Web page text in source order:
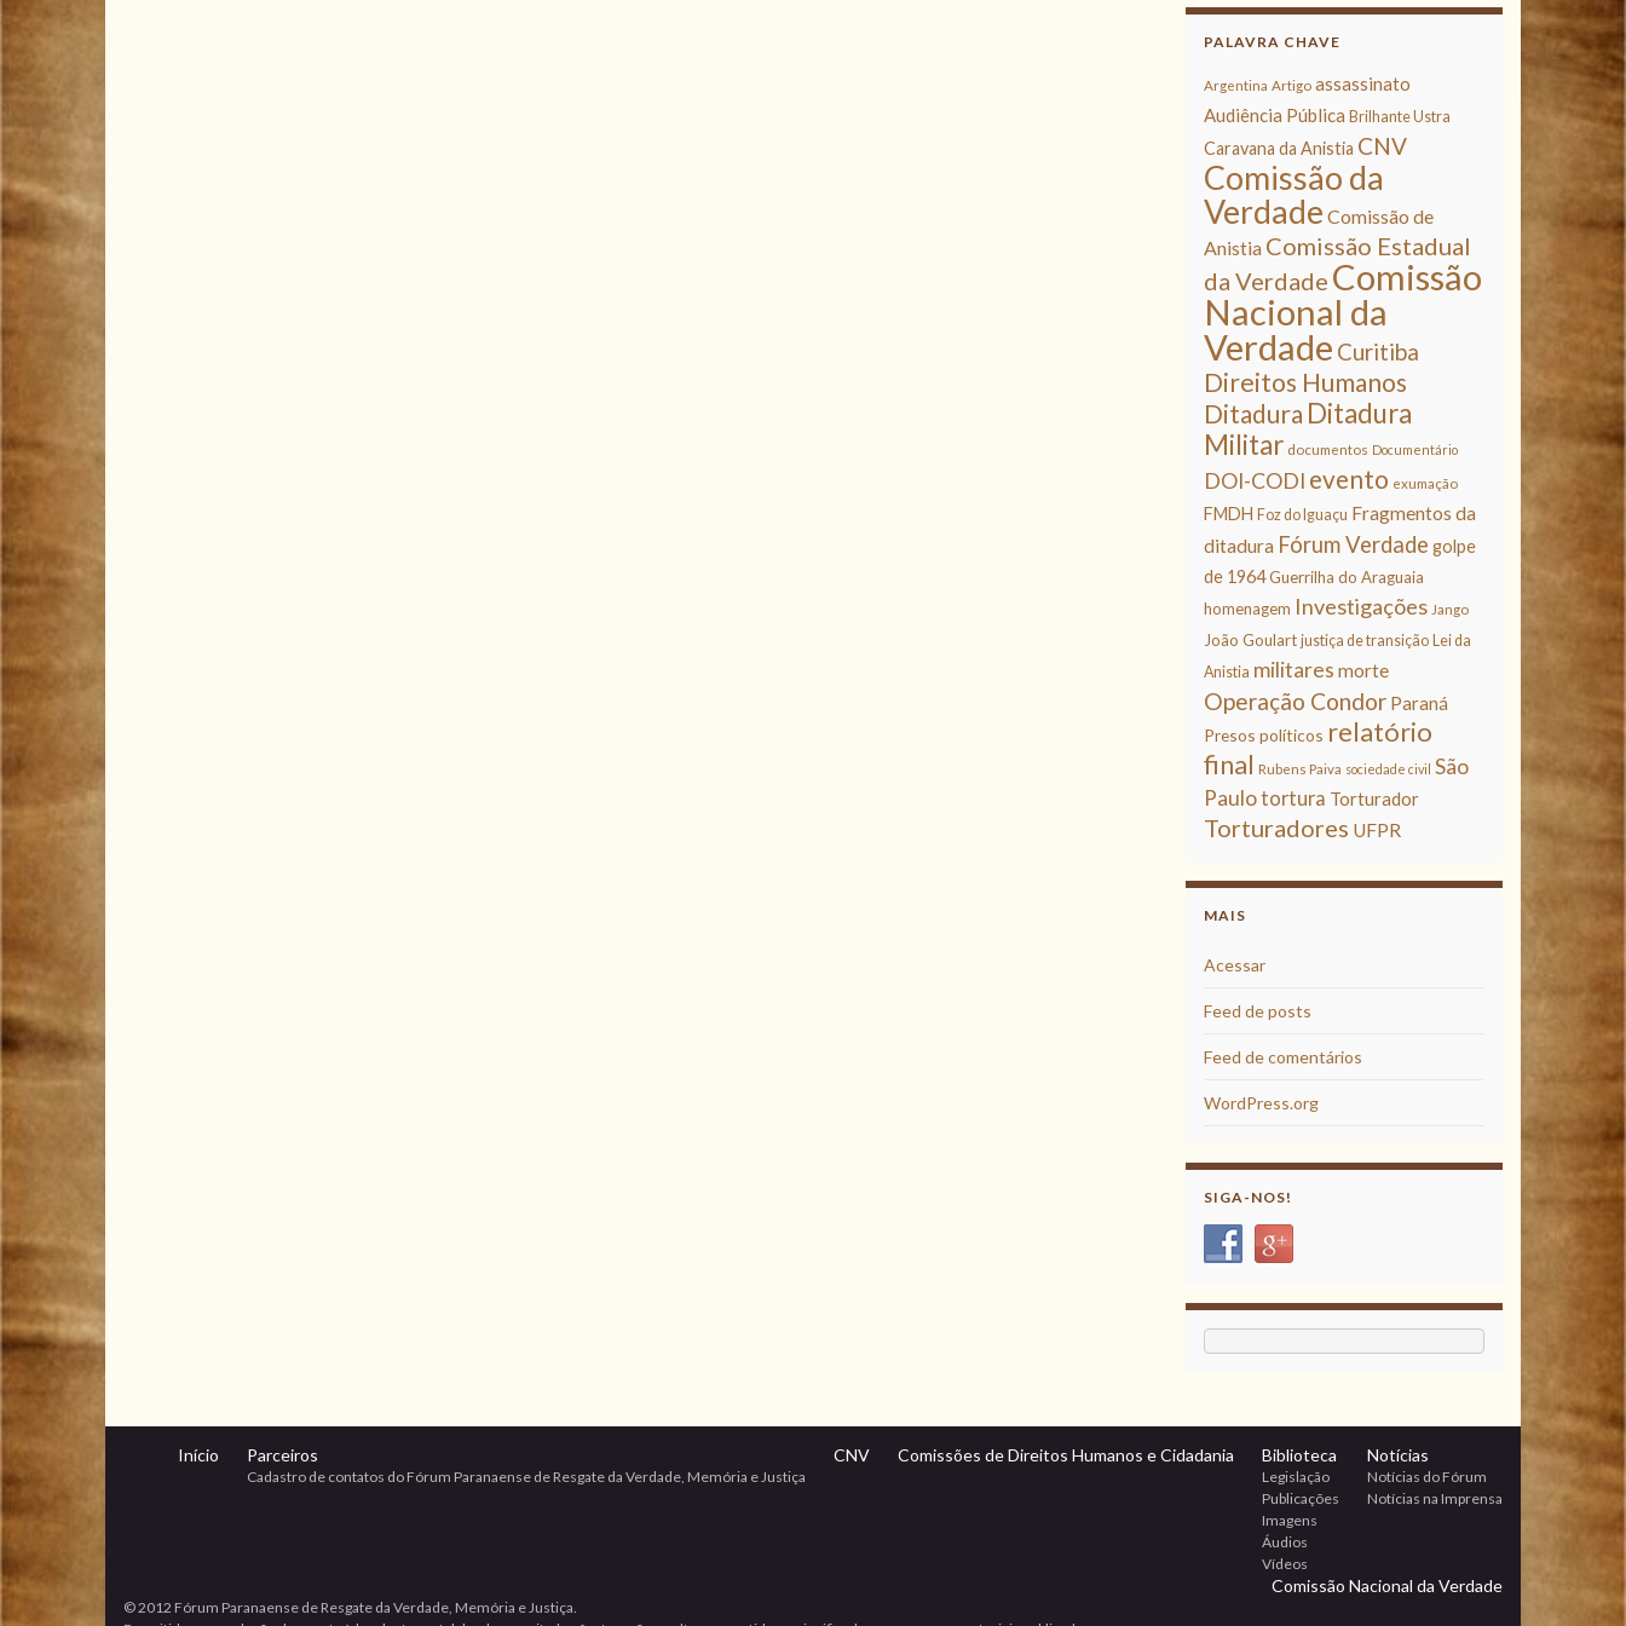
PALAVRA CHAVE
Argentina Artigo assassinato
Audiência Pública Brilhante Ustra
Caravana da Anistia CNV
Comissão da
Verdade Comissão de
Anistia Comissão Estadual
da Verdade Comissão
Nacional da
Verdade Curitiba
Direitos Humanos
Ditadura Ditadura
Militar documentos Documentário
DOI-CODI evento exumação
FMDH Foz do Iguaçu Fragmentos da
ditadura Fórum Verdade golpe
de 1964 Guerrilha do Araguaia
homenagem Investigações Jango
João Goulart justiça de transição Lei da
Anistia militares morte
Operação Condor Paraná
Presos políticos relatório
final Rubens Paiva sociedade civil São
Paulotortura Torturador
Torturadores UFPR
MAIS
Acessar
Feed de posts
Feed de comentários
WordPress.org
SIGA-NOS!
Início Parceiros
Cadastro de contatos do Fórum Paranaense de Resgate da Verdade, Memória e Justiça
CNV Comissões de Direitos Humanos e Cidadania Biblioteca
Legislação
Publicações
Imagens
Áudios
Vídeos
Notícias
Notícias do Fórum
Notícias na Imprensa
Comissão Nacional da Verdade
© 2012 Fórum Paranaense de Resgate da Verdade, Memória e Justiça.